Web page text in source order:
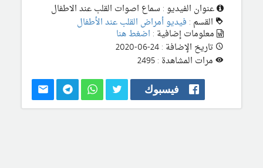
عنوان الفيديو : سماع اصوات القلب عند الاطفال
القسم : فيديو أمراض القلب عند الأطفال
معلومات إضافية : اضغط هنا
تاريخ الإضافة : 24-06-2020
مرات المشاهدة : 2495
فيسبوك